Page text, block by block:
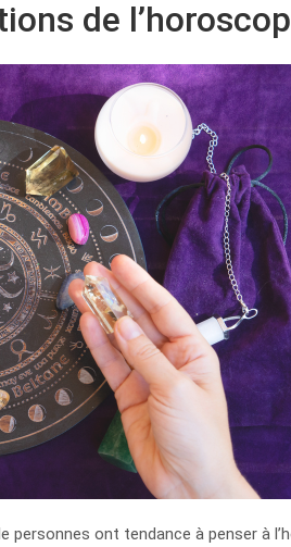
de
ont tendance à penser à